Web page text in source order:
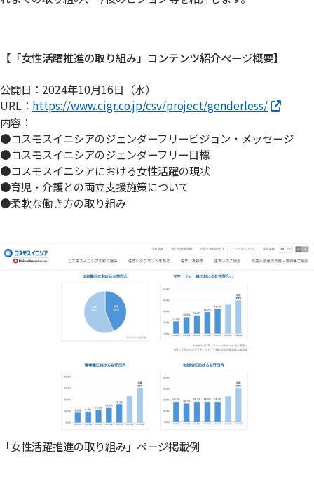
【「女性活躍推進の取り組み」コンテンツ紹介ページ概要】
公開日：2024年10月16日（水）
URL： https://www.cigr.co.jp/csv/project/genderless/
内容：
●コスモスイニシアのジェンダーフリービジョン・メッセージ
●コスモスイニシアのジェンダーフリー目標
●コスモスイニシアにおける女性活躍の現状
●育児・介護との両立支援施策について
●柔軟な働き方の取り組み
「女性活躍推進の取り組み」ページ掲載例